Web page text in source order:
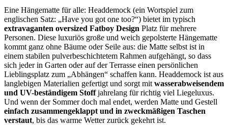
Eine Hängematte für alle: Headdemock (ein Wortspiel zum
englischen Satz: „Have you got one too?“) bietet im typisch
extravaganten oversized Fatboy Design Platz für mehrere
Personen. Diese luxuriös große und weich gepolsterte Hängematte
kommt ganz ohne Bäume oder Seile aus: die Matte selbst ist in
einem stabilen pulverbeschichtetem Rahmen aufgehängt, so dass
sich jeder in Garten oder auf der Terrasse einen persönlichen
Lieblingsplatz zum „Abhängen“ schaffen kann. Headdemock ist aus
langlebigen Materialien gefertigt und sorgt mit wasserabweisendem
und UV-beständigem Stoffjahrelang für richtig viel Liegeluxus.
Und wenn der Sommer doch mal endet, werden Matte und Gestell
einfach zusammengeklappt und in zweckmäßigen Taschen
verstaut, bis das warme Wetter zurück gekehrt ist.